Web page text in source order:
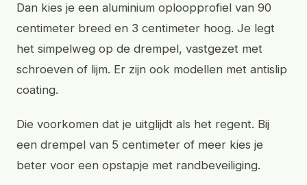
Dan kies je een aluminium oploopprofiel van 90
centimeter breed en 3 centimeter hoog. Je legt
het simpelweg op de drempel, vastgezet met
schroeven of lijm. Er zijn ook modellen met antislip
coating.
Die voorkomen dat je uitglijdt als het regent. Bij
een drempel van 5 centimeter of meer kies je
beter voor een opstapje met randbeveiliging.